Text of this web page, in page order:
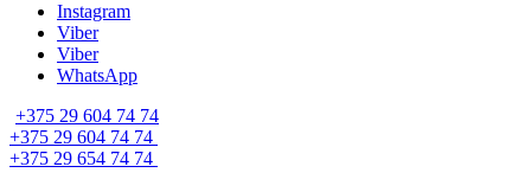
Instagram
Viber
Viber
WhatsApp
+375 29 604 74 74
+375 29 604 74 74
+375 29 654 74 74